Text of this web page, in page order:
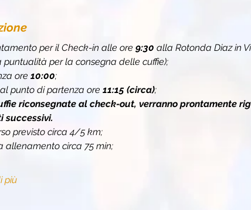
per il Check-in alle ore 9:30 alla Rotonda Diaz in
puntualità per la consegna delle cuffie);
ore 10:00;
punto di partenza ore 11:15 (circa);
riconsegnate al check-out, verranno prontamente
successivi.
previsto circa 4/5 km;
allenamento circa 75 min;
più